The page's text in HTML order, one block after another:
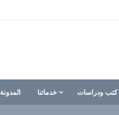
كتب ودراسات خدماتنا المدونة